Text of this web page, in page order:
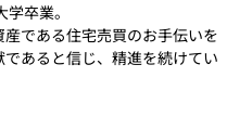
卒業。
である住宅売買のお手伝いを
あると信じ、精進を続けてい